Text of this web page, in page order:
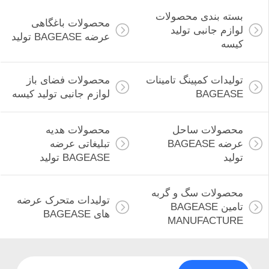
PRIVACY
محصولات ساحل
عرضه BAGEASE
تولید
88
محصولات هدیه
تبلیغاتی عرضه
95
بسته بندی محصولات
لوازم جانبی تولید
کیسه
محصولات باغگاهی
عرضه BAGEASE تولید
تولیدات کمپینگ تامینات
BAGEASE
محصولات فضای باز
لوازم جانبی تولید کیسه
محصولات ساحل
عرضه BAGEASE
تولید
محصولات هدیه
تبلیغاتی عرضه
BAGEASE تولید
محصولات سگ و گربه
تامین BAGEASE
MANUFACTURE
تولیدات متحرک عرضه
های BAGEASE